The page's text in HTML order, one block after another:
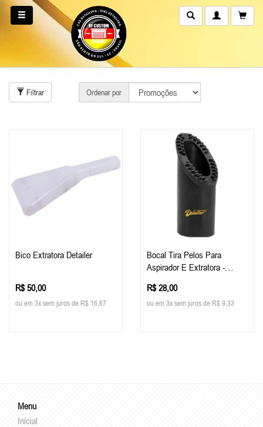
Filtrar Ordenar por
Bico Extratora Detailer
R$ 50,00
ou em 3x sem juros de R$ 16,67
Bocal Tira Pelos Para
Aspirador E Extratora -
R$ 28,00
ou em 3x sem juros de R$ 9,33
Menu
Inicial